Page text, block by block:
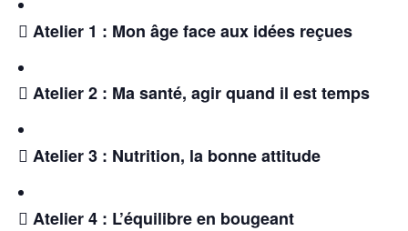
 Atelier 1 : Mon âge face aux idées reçues
 Atelier 2 : Ma santé, agir quand il est temps
 Atelier 3 : Nutrition, la bonne attitude
 Atelier 4 : L’équilibre en bougeant